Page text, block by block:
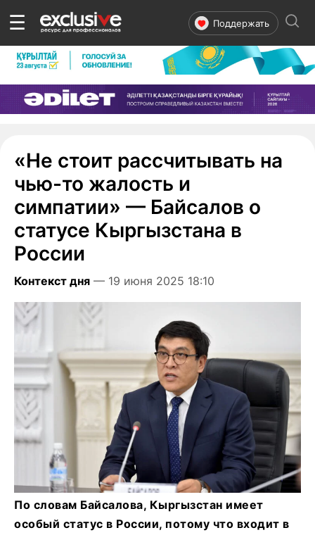
☰ Поддержать
«Не стоит рассчитывать на
чью-то жалость и
симпатии» — Байсалов о
статусе Кыргызстана в
России
Контекст дня — 19 июня 2025 18:10
По словам Байсалова, Кыргызстан имеет
особый статус в России, потому что входит в